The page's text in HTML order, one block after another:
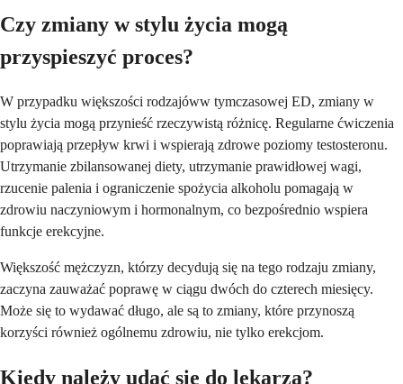
Czy zmiany w stylu życia mogą
przyspieszyć proces?
W przypadku większości rodzajóww tymczasowej ED, zmiany w
stylu życia mogą przynieść rzeczywistą różnicę. Regularne ćwiczenia
poprawiają przepływ krwi i wspierają zdrowe poziomy testosteronu.
Utrzymanie zbilansowanej diety, utrzymanie prawidłowej wagi,
rzucenie palenia i ograniczenie spożycia alkoholu pomagają w
zdrowiu naczyniowym i hormonalnym, co bezpośrednio wspiera
funkcje erekcyjne.
Większość mężczyzn, którzy decydują się na tego rodzaju zmiany,
zaczyna zauważać poprawę w ciągu dwóch do czterech miesięcy.
Może się to wydawać długo, ale są to zmiany, które przynoszą
korzyści również ogólnemu zdrowiu, nie tylko erekcjom.
Kiedy należy udać się do lekarza?